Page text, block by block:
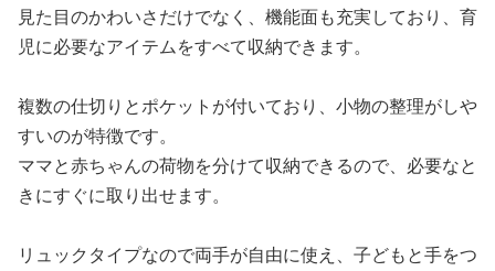
見た目のかわいさだけでなく、機能面も充実しており、育
児に必要なアイテムをすべて収納できます。
複数の仕切りとポケットが付いており、小物の整理がしや
すいのが特徴です。
ママと赤ちゃんの荷物を分けて収納できるので、必要なと
きにすぐに取り出せます。
リュックタイプなので両手が自由に使え、子どもと手をつ